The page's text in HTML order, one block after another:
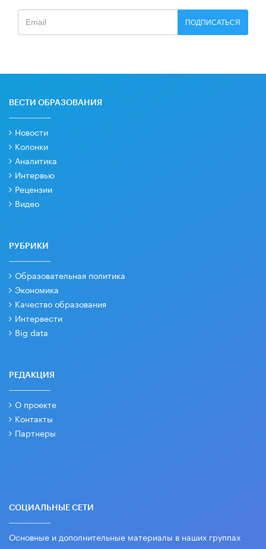
ПОДПИСАТЬСЯ
ВЕСТИ ОБРАЗОВАНИЯ
Новости
Колонки
Аналитика
Интервью
Рецензии
Видео
РУБРИКИ
Образовательная политика
Экономика
Качество образования
Интервести
Big data
РЕДАКЦИЯ
О проекте
Контакты
Партнеры
СОЦИАЛЬНЫЕ СЕТИ
Основные и дополнительные материалы в наших группах